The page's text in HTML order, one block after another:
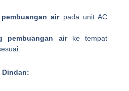
airpada unit AC
pembuangan airke tempat
Dindan: